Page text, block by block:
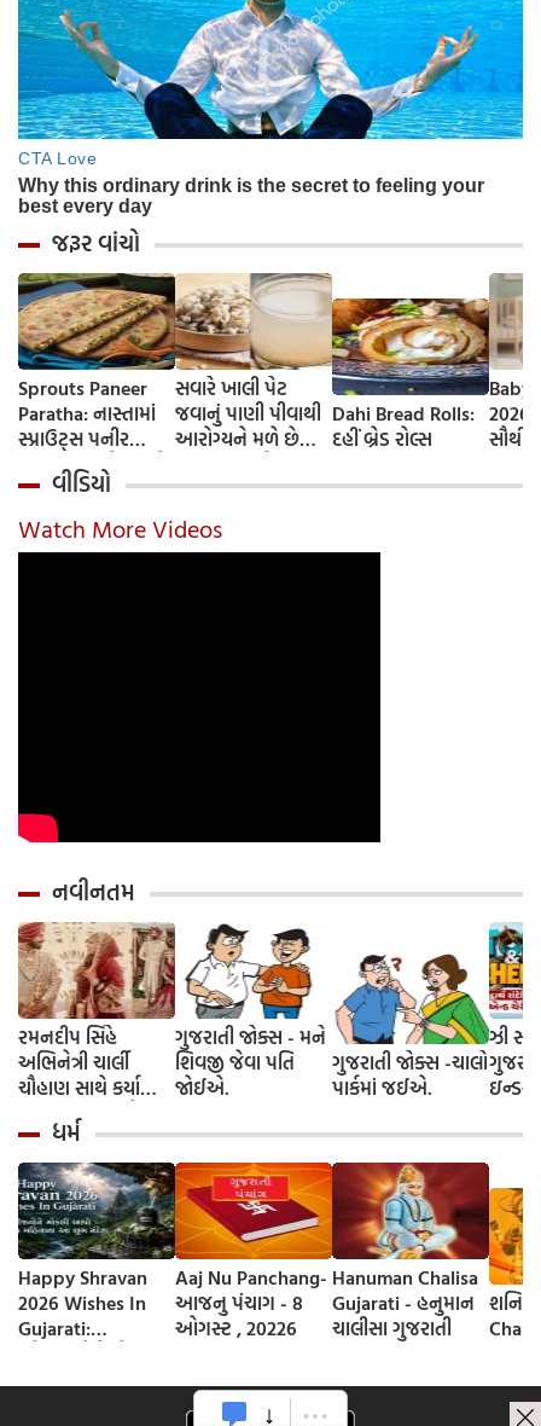
જરૂર વાંચો
Sprouts Paneer
Paratha: નાસ્તામાં
સ્પ્રાઉટ્સ પનીર
પરાઠા બનાવો, તમને
પ્રોટીનનો ડબલ ડોઝ
મળશે
સવારે ખાલી પેટ
જવાનું પાણી પીવાથી
આરોગ્યને મળે છે
જાણીએ તેના ફાયદા
અને ઉપયોગ કરવાની
યોગ્ય રીત
Dahi Bread Rolls:
દહીં બ્રેડ રોલ્સ
Baby
વીડિયો
Watch More Videos
નવીનતમ
રમનદીપ સિંહે
અભિનેત્રી ચાર્લી
ચૌહાણ સાથે કર્યા
લગ્ન, જશ્નમાં ક્રિકેટ
જગતના કલાકારોની
હાજરી
ગુજરાતી જોક્સ - મને
શિવજી જેવા પતિ
જોઈએ.
ગુજરાતી જોક્સ -ચાલો
પાર્કમાં જઈએ.
ઝી
રિલીઝ
ધર્મ
Happy Shravan
2026 Wishes In
Gujarati:
આપો શ્રાવણ
Aaj Nu Panchang-
આજનુ પંચાગ - 8
ઓગસ્ટ , 20226
Hanuman Chalisa
Gujarati - હનુમાન
ચાલીસા ગુજરાતી
શનિ